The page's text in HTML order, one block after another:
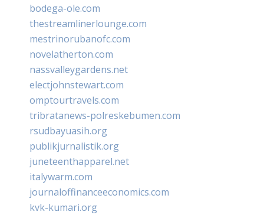
bodega-ole.com
thestreamlinerlounge.com
mestrinorubanofc.com
novelatherton.com
nassvalleygardens.net
electjohnstewart.com
omptourtravels.com
tribratanews-polreskebumen.com
rsudbayuasih.org
publikjurnalistik.org
juneteenthapparel.net
italywarm.com
journaloffinanceeconomics.com
kvk-kumari.org